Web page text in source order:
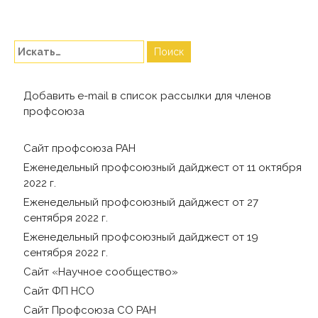
Добавить e-mail в список рассылки для членов
профсоюза
Сайт профсоюза РАН
Еженедельный профсоюзный дайджест от 11 октября
2022 г.
Еженедельный профсоюзный дайджест от 27
сентября 2022 г.
Еженедельный профсоюзный дайджест от 19
сентября 2022 г.
Сайт «Научное сообщество»
Сайт ФП НСО
Сайт Профсоюза СО РАН